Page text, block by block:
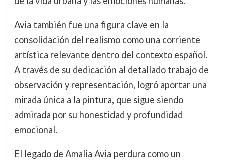
Avia también fue una figura clave en la
consolidación del realismo como una corriente
artística relevante dentro del contexto español.
A través de su dedicación al detallado trabajo de
observación y representación, logró aportar una
mirada única a la pintura, que sigue siendo
admirada por su honestidad y profundidad
emocional.
El legado de Amalia Avia perdura como un